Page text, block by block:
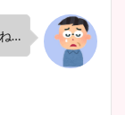
…